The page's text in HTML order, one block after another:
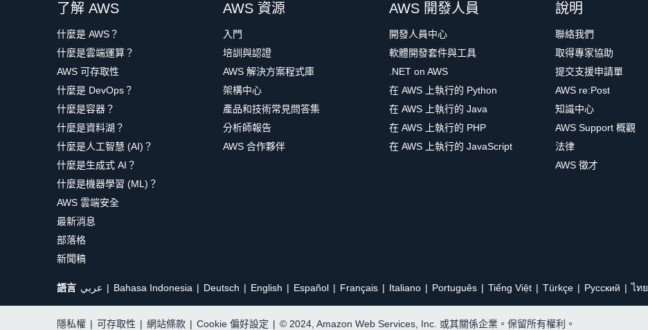
了解 AWS
什麼是 AWS？
什麼是雲端運算？
AWS 可存取性
什麼是 DevOps？
什麼是容器？
什麼是資料湖？
什麼是人工智慧 (AI)？
什麼是生成式 AI？
什麼是機器學習 (ML)？
AWS 雲端安全
最新消息
部落格
新聞稿
AWS 資源
入門
培訓與認證
AWS 解決方案程式庫
架構中心
產品和技術常見問答集
分析師報告
AWS 合作夥伴
AWS 開發人員
開發人員中心
軟體開發套件與工具
.NET on AWS
在 AWS 上執行的 Python
在 AWS 上執行的 Java
在 AWS 上執行的 PHP
在 AWS 上執行的 JavaScript
說明
聯絡我們
取得專家協助
提交支援申請單
AWS re:Post
知識中心
AWS Support 概觀
法律
AWS 徵才
語言 عربي Bahasa Indonesia Deutsch English Español Français Italiano Português Tiếng Việt Türkçe Ρусский ไทย
隱私權 | 可存取性 | 網站條款 | Cookie 偏好設定 | © 2024, Amazon Web Services, Inc. 或其關係企業。保留所有權利。